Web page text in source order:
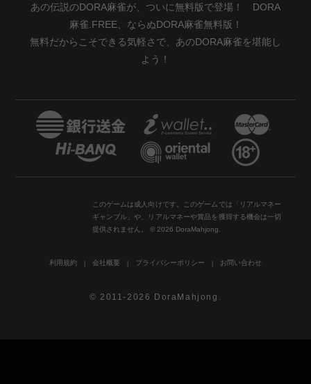
あの伝説のDORA麻雀が、ついに無料版で登場！ DORA
麻雀.FREE、ならぬDORA麻雀無料版！
無料だからこそできる気軽さで、あのDORA麻雀を堪能し
よう！
このゲームは成人向けです。このゲームでは「リアルマネー
ギャンブル」や、リアルマネーや賞品を獲得する機会は一切
提供されません。 © 2026 DoraMahjong.
利用規約 会社概要 プライバシーポリシー お問い合わせ
© 2011-2026 DoraMahjong.